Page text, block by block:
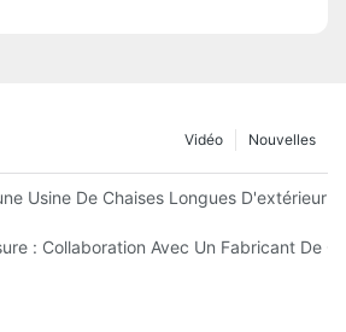
Nouvelles
Vidéo
Usine De Chaises Longues D'extérieur
: Collaboration Avec Un Fabricant De